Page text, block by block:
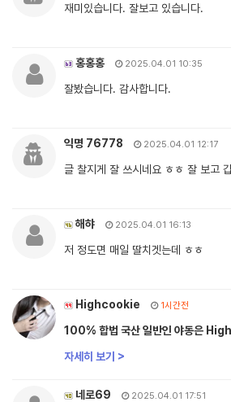
재미있습니다. 잘보고 있습니다.
홍홍홍 2025.04.01 10:35
잘봤습니다. 감사합니다.
익명 76778 2025.04.01 12:17
글 찰지게 잘 쓰시네요 ㅎㅎ 잘 보고
해햐 2025.04.01 16:13
저 정도면 매일 딸치겟는데 ㅎㅎ
Highcookie 1시간전
100% 합법 국산 일반인 야동은
자세히 보기 >
네로69 2025.04.01 17:51